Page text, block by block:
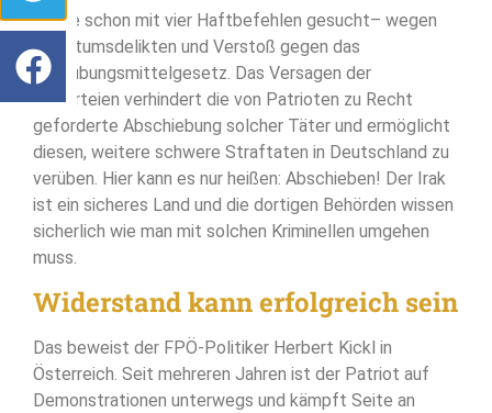
wurde schon mit vier Haftbefehlen gesucht– wegen
Eigentumsdelikten und Verstoß gegen das
Betäubungsmittelgesetz. Das Versagen der
Altparteien verhindert die von Patrioten zu Recht
geforderte Abschiebung solcher Täter und ermöglicht
diesen, weitere schwere Straftaten in Deutschland zu
verüben. Hier kann es nur heißen: Abschieben! Der Irak
ist ein sicheres Land und die dortigen Behörden wissen
sicherlich wie man mit solchen Kriminellen umgehen
muss.
Widerstand kann erfolgreich sein
Das beweist der FPÖ-Politiker Herbert Kickl in
Österreich. Seit mehreren Jahren ist der Patriot auf
Demonstrationen unterwegs und kämpft Seite an